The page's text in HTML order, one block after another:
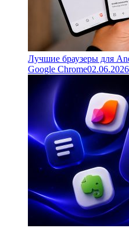
Лучшие браузеры для
Google Chrome02.06.2026